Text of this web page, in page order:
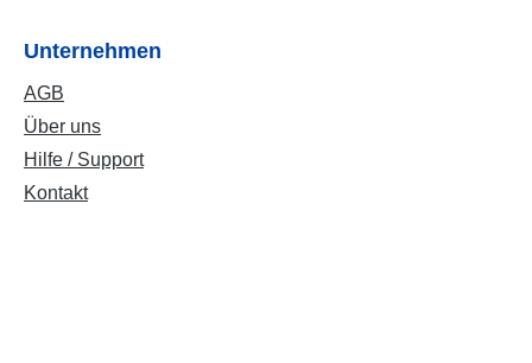
Unternehmen
AGB
Über uns
Hilfe / Support
Kontakt